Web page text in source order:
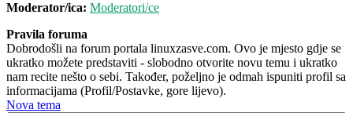
Moderator/ica: Moderatori/ce
Pravila foruma
Dobrodošli na forum portala linuxzasve.com. Ovo je mjesto gdje se
ukratko možete predstaviti - slobodno otvorite novu temu i ukratko
nam recite nešto o sebi. Također, poželjno je odmah ispuniti profil sa
informacijama (Profil/Postavke, gore lijevo).
Nova tema